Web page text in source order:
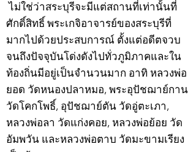
ไม่ใช่ว่าสระบุรีจะมีแต่สถานที่เท่านั้นที่
ศักดิ์สิทธิ์ พระเกจิอาจารย์ของสระบุรีที่
มากไปด้วยประสบการณ์ ตั้งแต่อดีตจวบ
จนถึงปัจจุบันโด่งดังไปทั่วภูมิภาคและใน
ท้องถิ่นมีอยู่เป็นจำนวนมาก อาทิ หลวงพ่อ
ยอด วัดหนองปลาหมอ, พระอุปัชฌาย์กาน
วัดโคกโพธิ์, อุปัชฌาย์ตัน วัดอู่ตะเภา,
หลวงพ่อลา วัดแก่งคอย, หลวงพ่อย้อย วัด
อัมพวัน และหลวงพ่อตาบ วัดมะขามเรียง